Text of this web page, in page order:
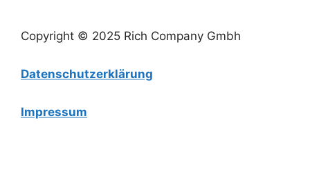
Copyright © 2025 Rich Company Gmbh
Datenschutzerklärung
Impressum